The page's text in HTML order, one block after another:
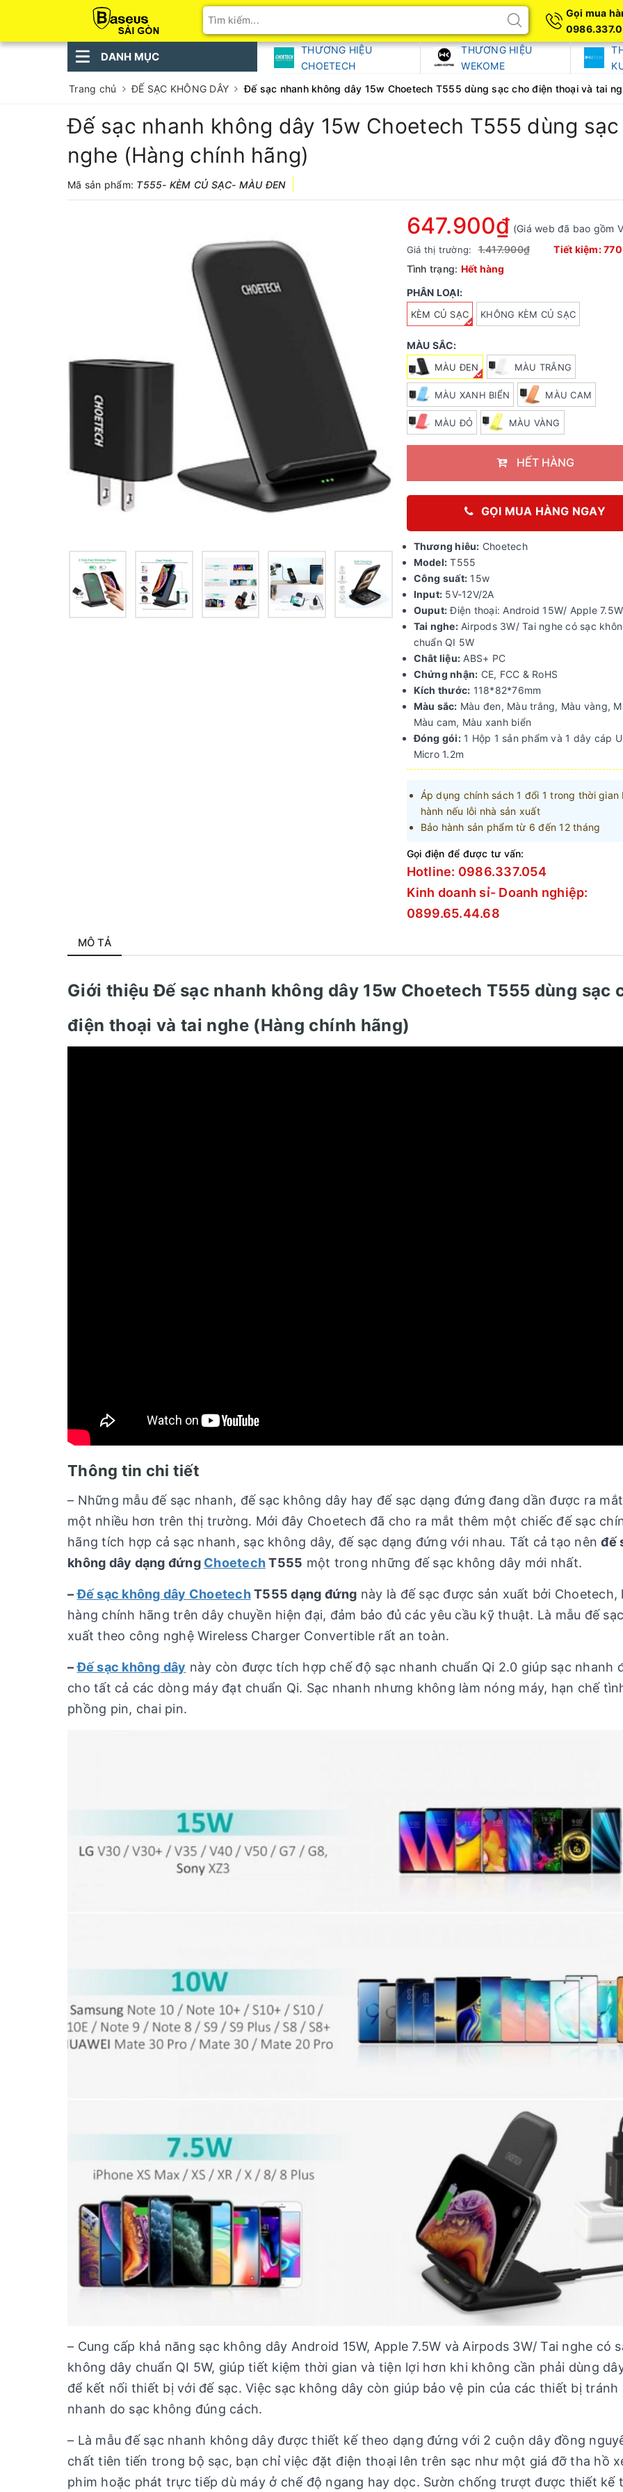
Gọi mua
DANH MỤC
THƯƠNG HIỆU
CHOETECH
THƯƠNG HIỆU
WEKOME
Trang chủ
ĐẾ SẠC KHÔNG DÂY Đế sạc nhanh không dây 15w Choetech T555 dùng sạc cho điện thoại và tai
Đế sạc nhanh không dây 15w Choetech T555 dùng
nghe (Hàng chính hãng)
Mã sản phẩm: T555- KÈM CỦ SẠC- MÀU ĐEN
647.900₫ (Giá web đã bao gồm
Giá thị trường: 1.417.900₫ Tiết kiệm:
Tình trạng: Hết hàng
PHÂN LOẠI:
KÈM CỦ SẠC KHÔNG KÈM CỦ SẠC
MÀU SẮC:
MÀU ĐEN MÀU TRẮNG
MÀU XANH BIỂN MÀU CAM
MÀU ĐỎ MÀU VÀNG
HẾT HÀNG
GỌI MUA HÀNG NGAY
Thương hiêu: Choetech
Model: T555
Công suất: 15w
Input: 5V-12V/2A
Ouput:Điện thoại: Android 15W/ Apple 7.5W
Tai nghe:Airpods 3W/ Tai nghe có sạc
chuẩn QI 5W
Chât liệu: ABS+ PC
Chứng nhận: CE, FCC & RoHS
Kích thước: 118*82*76mm
Màu sắc: Màu đen, Màu trắng, Màu vàng,
Màu cam, Màu xanh biển
Đóng gói:1 Hộp 1 sản phẩm và 1 dây cáp
Micro 1.2m
Áp dụng chính sách 1 đổi 1 trong thời gian
hành nếu lỗi nhà sản xuất
Bảo hành sản phẩm từ 6 đến 12 tháng
Gọi điện để được tư vấn:
Hotline: 0986.337.054
Kinh doanh sỉ- Doanh nghiệp:
0899.65.44.68
MÔ TẢ
Giới thiệu Đế sạc nhanh không dây 15w Choetech T555 dùng sạc
điện thoại và tai nghe (Hàng chính hãng)
Thông tin chi tiết
– Những mẫu đế sạc nhanh, đế sạc không dây hay đế sạc dạng đứng đang dần được ra
một nhiều hơn trên thị trường. Mới đây Choetech đã cho ra mắt thêm một chiếc đế sạc
hãng tích hợp cả sạc nhanh, sạc không dây, đế sạc dạng đứng với nhau. Tất cả tạo nênđế
không dây dạng đứng ChoetechT555 một trong những đế sạc không dây mới nhất.
–Đế sạc không dây ChoetechT555dạng đứng này là đế sạc được sản xuất bởi Choetech,
hàng chính hãng trên dây chuyền hiện đại, đảm bảo đủ các yêu cầu kỹ thuật. Là mẫu đế
xuất theo công nghệ Wireless Charger Convertible rất an toàn.
–Đế sạc không dây này còn được tích hợp chế độ sạc nhanh chuẩn Qi 2.0 giúp sạc nhanh
cho tất cả các dòng máy đạt chuẩn Qi. Sạc nhanh nhưng không làm nóng máy, hạn chế
phồng pin, chai pin.
– Cung cấp khả năng sạc không dây Android 15W, Apple 7.5W và Airpods 3W/ Tai nghe có
không dây chuẩn QI 5W, giúp tiết kiệm thời gian và tiện lợi hơn khi không cần phải dùng
để kết nối thiết bị với đế sạc. Việc sạc không dây còn giúp bảo vệ pin của các thiết bị tránh
nhanh do sạc không đúng cách.
– Là mẫu đế sạc nhanh không dây được thiết kế theo dạng đứng với 2 cuộn dây đồng
chất tiên tiến trong bộ sạc, bạn chỉ việc đặt điện thoại lên trên sạc như một giá đỡ tha hồ
phim hoặc phát trực tiếp dù máy ở chế độ ngang hay dọc. Sườn chống trượt được thiết kế